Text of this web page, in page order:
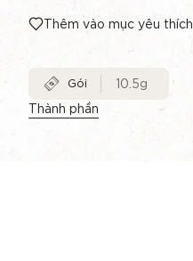
Thêm vào mục yêu thích
Gói
10.5g
Thành phần